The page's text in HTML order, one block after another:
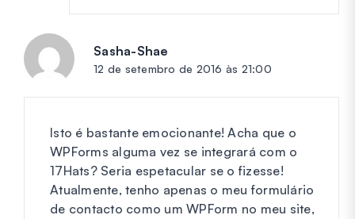
Sasha-Shae
12 de setembro de 2016 às 21:00
Isto é bastante emocionante! Acha que o
WPForms alguma vez se integrará com o
17Hats? Seria espetacular se o fizesse!
Atualmente, tenho apenas o meu formulário
de contacto como um WPForm no meu site,